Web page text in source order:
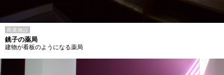
商業施設
銚子の薬局
建物が看板のようになる薬局